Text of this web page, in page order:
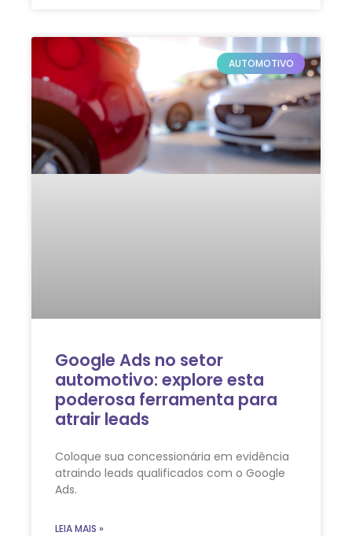
AUTOMOTIVO
Google Ads no setor
automotivo: explore esta
poderosa ferramenta para
atrair leads
Coloque sua concessionária em evidência
atraindo leads qualificados com o Google
Ads.
LEIA MAIS »